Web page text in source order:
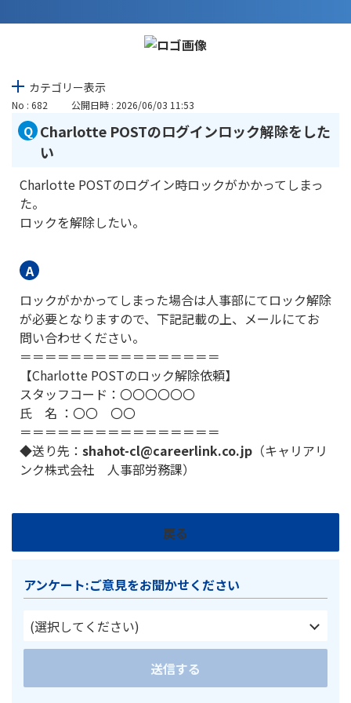
カテゴリー表示
No : 682 公開日時 : 2026/06/03 11:53
Charlotte POSTのログインロック解除をした
い
Charlotte POSTのログイン時ロックがかかってしまっ
た。
ロックを解除したい。
ロックがかかってしまった場合は人事部にてロック解除
が必要となりますので、下記記載の上、メールにてお
問い合わせください。
＝＝＝＝＝＝＝＝＝＝＝＝＝＝＝＝
【Charlotte POSTのロック解除依頼】
スタッフコード：〇〇〇〇〇〇
氏 名 ：〇〇 〇〇
＝＝＝＝＝＝＝＝＝＝＝＝＝＝＝＝
◆送り先： shahot-cl@careerlink.co.jp （キャリアリ
ンク株式会社 人事部労務課）
戻る
アンケート:ご意見をお聞かせください
(選択してください)
送信する